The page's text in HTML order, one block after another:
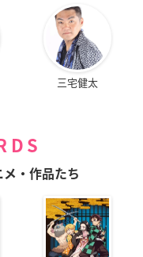
三宅健太
・作品たち